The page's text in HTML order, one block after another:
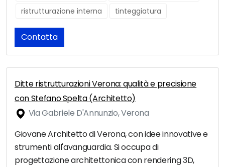
ristrutturazione interna
tinteggiatura
Contatta
Ditte ristrutturazioni Verona: qualità e precisione
con Stefano Spelta (Architetto)
Via Gabriele D'Annunzio, Verona
Giovane Architetto di Verona, con idee innovative e
strumenti all'avanguardia. Si occupa di
progettazione architettonica con rendering 3D,